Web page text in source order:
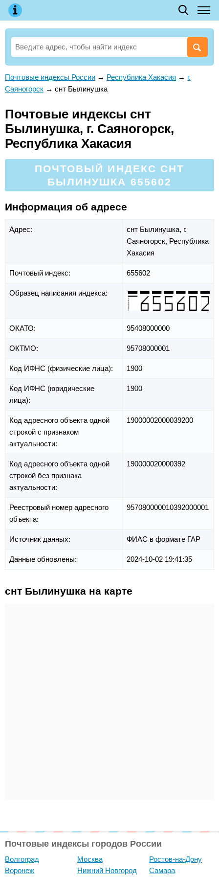
Почтовые индексы России → Республика Хакасия → г.
Саяногорск → снт Былинушка
Почтовые индексы снт
Былинушка, г. Саяногорск,
Республика Хакасия
ПОЧТОВЫЙ ИНДЕКС СНТ
БЫЛИНУШКА 655602
Информация об адресе
Адрес: снт Былинушка, г.
Саяногорск, Республика
Хакасия
Почтовый индекс: 655602
Образец написания индекса:
ОКАТО: 95408000000
ОКТМО: 95708000001
Код ИФНС (физические лица): 1900
Код ИФНС (юридические
лица):
1900
Код адресного объекта одной
строкой с признаком
актуальности:
19000002000039200
Код адресного объекта одной
строкой без признака
актуальности:
190000020000392
Реестровый номер адресного
объекта:
957080000010392000001
Источник данных: ФИАС в формате ГАР
Данные обновлены: 2024-10-02 19:41:35
снт Былинушка на карте
Почтовые индексы городов России
Волгоград
Воронеж
Москва
Нижний Новгород
Ростов-на-Дону
Самара